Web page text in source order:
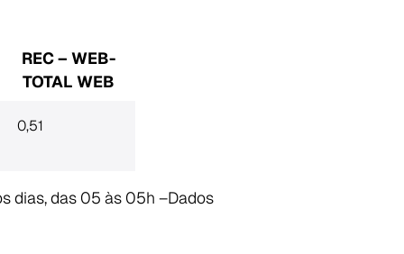
REC – WEB-
TOTAL WEB
0,51
dias, das 05 às 05h –Dados